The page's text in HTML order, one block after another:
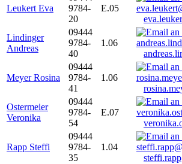
Leukert Eva
9784-
20
E.05
Lindinger
Andreas
09444
9784-
40
1.06
Meyer Rosina
09444
9784-
41
1.06
Ostermeier
Veronika
09444
9784-
54
E.07
Rapp Steffi
09444
9784-
35
1.04